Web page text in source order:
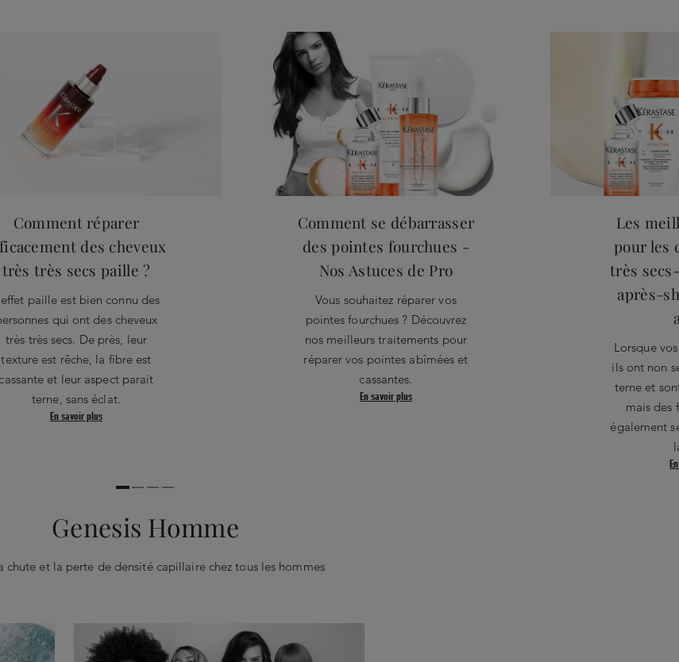
Comment réparer
des cheveux
très très secs paille ?
paille est bien connu des
qui ont des cheveux
très très secs. De près, leur
texture est rêche, la fibre est
cassante et leur aspect parait
terne, sans éclat.
En savoir plus
Comment se débarrasser
des pointes fourchues -
Nos Astuces de Pro
Vous souhaitez réparer vos
pointes fourchues ? Découvrez
nos meilleurs traitements pour
réparer vos pointes abîmées et
cassantes.
En savoir plus
Les
pour les
très
après-
Lorsque
ils ont non
terne et
mais des
également
Genesis Homme
chute et la perte de densité capillaire chez tous les hommes